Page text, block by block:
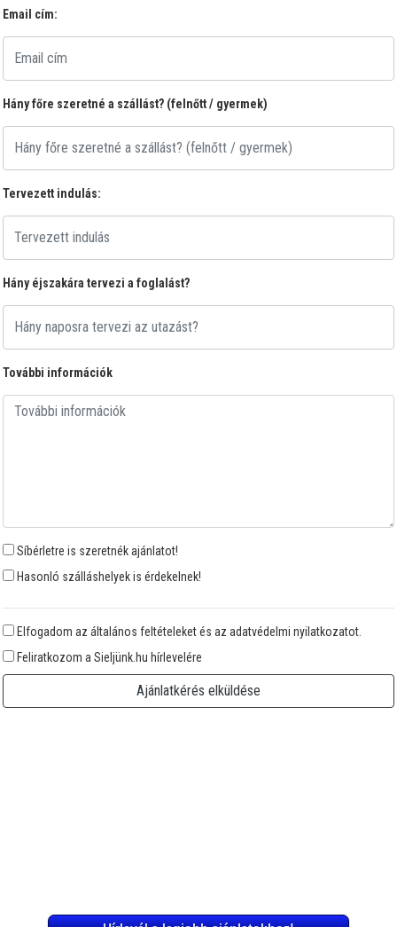
Email cím:
Hány főre szeretné a szállást? (felnőtt / gyermek)
Tervezett indulás:
Hány éjszakára tervezi a foglalást?
További információk
Síbérletre is szeretnék ajánlatot!
Hasonló szálláshelyek is érdekelnek!
Elfogadom az általános feltételeket és az adatvédelmi nyilatkozatot.
Feliratkozom a Sieljünk.hu hírlevelére
Ajánlatkérés elküldése